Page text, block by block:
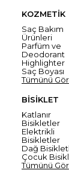
KOZMETİK
Saç Bakım
Ürünleri
Parfüm ve
Deodorant
Highlighter
Saç Boyası
Tümünü Gör
BİSİKLET
Katlanır
Bisikletler
Elektrikli
Bisikletler
Dağ
Çocuk
Tümünü Gör